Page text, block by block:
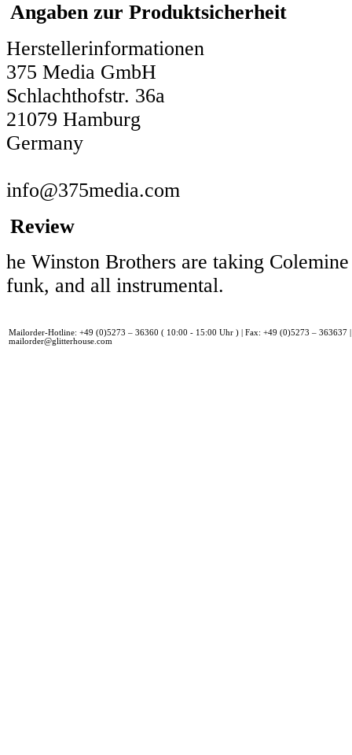
Angaben zur Produktsicherheit
Herstellerinformationen
375 Media GmbH
Schlachthofstr. 36a
21079 Hamburg
Germany
info@375media.com
Review
he Winston Brothers are taking
funk, and all instrumental.
Mailorder-Hotline: +49 (0)5273 – 36360 ( 10:00 - 15:00 Uhr ) | Fax: +49 (0)5273 – 363637
mailorder@glitterhouse.com